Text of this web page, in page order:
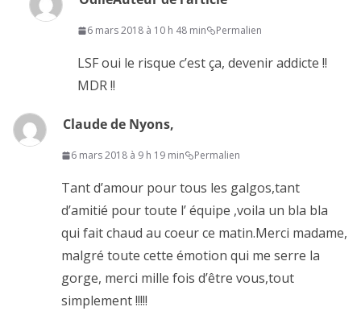
6 mars 2018 à 10 h 48 min Permalien
LSF oui le risque c’est ça, devenir addicte !!
MDR !!
Claude de Nyons,
6 mars 2018 à 9 h 19 min Permalien
Tant d’amour pour tous les galgos,tant
d’amitié pour toute l’ équipe ,voila un bla bla
qui fait chaud au coeur ce matin.Merci madame,
malgré toute cette émotion qui me serre la
gorge, merci mille fois d’être vous,tout
simplement !!!!!